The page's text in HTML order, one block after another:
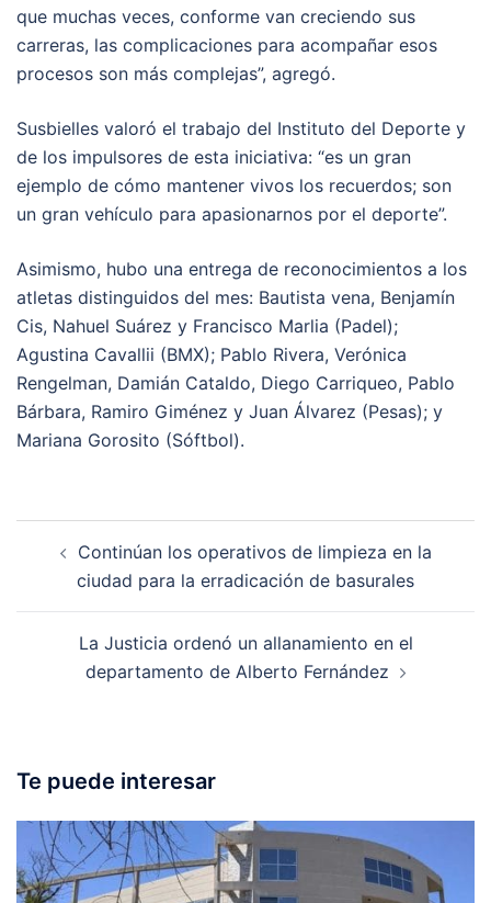
que muchas veces, conforme van creciendo sus
carreras, las complicaciones para acompañar esos
procesos son más complejas”, agregó.
Susbielles valoró el trabajo del Instituto del Deporte y
de los impulsores de esta iniciativa: “es un gran
ejemplo de cómo mantener vivos los recuerdos; son
un gran vehículo para apasionarnos por el deporte”.
Asimismo, hubo una entrega de reconocimientos a los
atletas distinguidos del mes: Bautista vena, Benjamín
Cis, Nahuel Suárez y Francisco Marlia (Padel);
Agustina Cavallii (BMX); Pablo Rivera, Verónica
Rengelman, Damián Cataldo, Diego Carriqueo, Pablo
Bárbara, Ramiro Giménez y Juan Álvarez (Pesas); y
Mariana Gorosito (Sóftbol).
navigation
Continúan los operativos de limpieza en la
ciudad para la erradicación de basurales
La Justicia ordenó un allanamiento en el
departamento de Alberto Fernández
Te puede interesar